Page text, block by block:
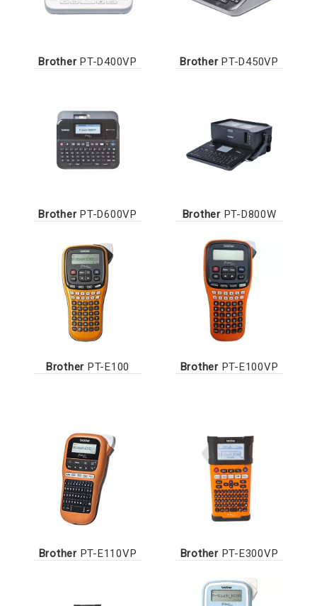
BrotherPT-D400VP BrotherPT-D450VP
BrotherPT-D600VP BrotherPT-D800W
Brother PT-E100 BrotherPT-E100VP
BrotherPT-E110VP BrotherPT-E300VP